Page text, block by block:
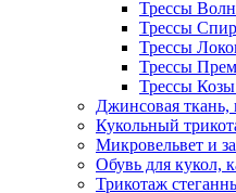
Трессы
Трессы
Трессы
Трессы
Трессы
Джинсовая ткань,
Кукольный
Микровельвет и
Обувь для кукол,
Трикотаж